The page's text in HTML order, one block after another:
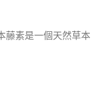
藤素是一個天然草本